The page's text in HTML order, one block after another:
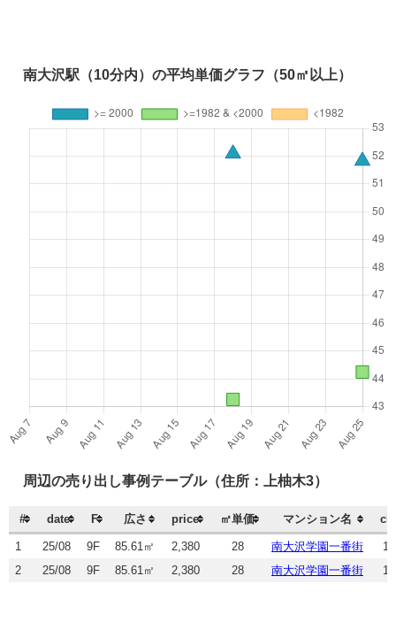
南大沢駅（10分内）の平均単価グラフ（50㎡以上）
周辺の売り出し事例テーブル（住所：上柚木3）
# date F 広さ price ㎡単価 マンション名
1 25/08 9F 85.61㎡ 2,380 28 南大沢学園一番街
2 25/08 9F 85.61㎡ 2,380 28 南大沢学園一番街